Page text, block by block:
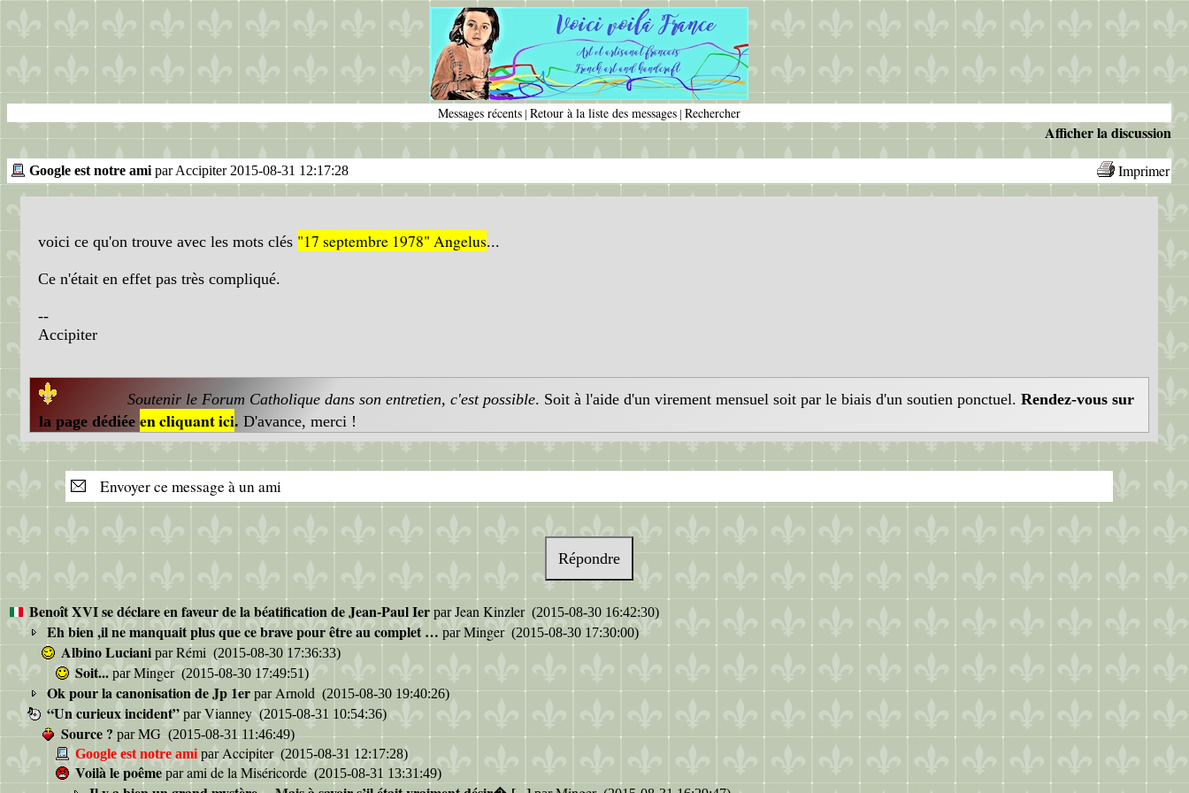
Messages récents | Retour à la liste des messages | Rechercher
Afficher la discussion
Google est notre ami par Accipiter 2015-08-31 12:17:28 Imprimer
voici ce qu'on trouve avec les mots clés "17 septembre 1978" Angelus...
Ce n'était en effet pas très compliqué.
--
Accipiter
Soutenir le Forum Catholique dans son entretien, c'est possible. Soit à l'aide d'un virement mensuel soit par le biais d'un soutien ponctuel. Rendez-vous sur
la page dédiée en cliquant ici. D'avance, merci !
Envoyer ce message à un ami
Répondre
Benoît XVI se déclare en faveur de la béatification de Jean-Paul Ier parJean Kinzler (2015-08-30 16:42:30)
Eh bien ,il ne manquait plus que ce brave pour être au complet … parMinger (2015-08-30 17:30:00)
Albino Luciani parRémi (2015-08-30 17:36:33)
Soit...parMinger (2015-08-30 17:49:51)
Ok pour la canonisation de Jp 1er par Arnold (2015-08-30 19:40:26)
“Un curieux incident” parVianney (2015-08-31 10:54:36)
Source ? parMG (2015-08-31 11:46:49)
Google est notre ami par Accipiter (2015-08-31 12:17:28)
Voilà le poême parami de la Miséricorde (2015-08-31 13:31:49)